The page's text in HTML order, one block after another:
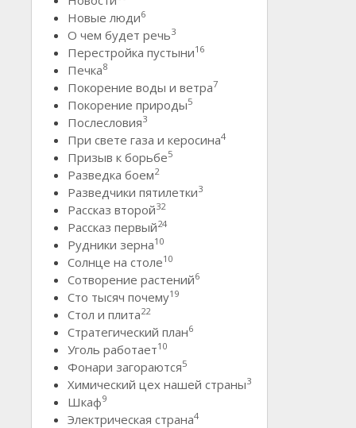
Новые люди6
О чем будет речь3
Перестройка пустыни16
Печка8
Покорение воды и ветра7
Покорение природы5
Послесловия3
При свете газа и керосина4
Призыв к борьбе5
Разведка боем2
Разведчики пятилетки3
Рассказ второй32
Рассказ первый24
Рудники зерна10
Солнце на столе10
Сотворение растений6
Сто тысяч почему19
Стол и плита22
Стратегический план6
Уголь работает10
Фонари загораются5
Химический цех нашей страны3
Шкаф9
Электрическая страна4